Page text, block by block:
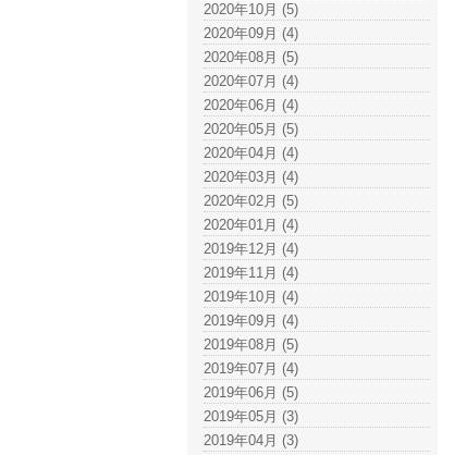
2020年10月 (5)
2020年09月 (4)
2020年08月 (5)
2020年07月 (4)
2020年06月 (4)
2020年05月 (5)
2020年04月 (4)
2020年03月 (4)
2020年02月 (5)
2020年01月 (4)
2019年12月 (4)
2019年11月 (4)
2019年10月 (4)
2019年09月 (4)
2019年08月 (5)
2019年07月 (4)
2019年06月 (5)
2019年05月 (3)
2019年04月 (3)